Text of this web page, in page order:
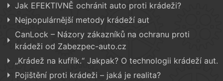
Jak EFEKTIVNĚ ochránit auto proti krádeži?
Nejpopulárnější metody krádeží aut
CanLock – Názory zákazníků na ochranu proti
krádeži od Zabezpec-auto.cz
„Krádež na kufřík.“ Jakpak? O technologii krádeží aut.
Pojištění proti krádeži – jaká je realita?